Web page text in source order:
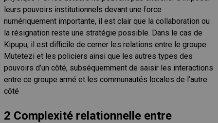
leurs pouvoirs institutionnels devant une force
numériquement importante, il est clair que la collaboration ou
la résignation reste une stratégie possible. Dans le cas de
Kipupu, il est difficile de cerner les relations entre le groupe
Mutetezi et les policiers ainsi que les autres types des
pouvoirs d’un côté, subséquemment de saisir les interactions
entre ce groupe armé et les communautés locales de l’autre
côté
2 Complexité relationnelle entre